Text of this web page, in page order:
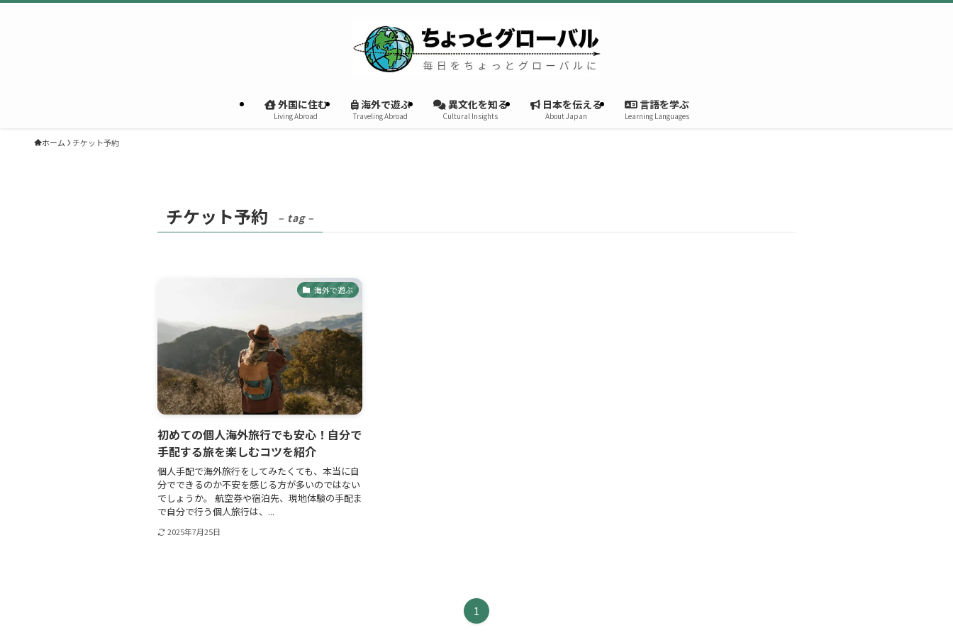
外国に住む
Living Abroad
海外で遊ぶ
Traveling Abroad
異文化を知る
Cultural Insights
日本を伝える
About Japan
言語を学ぶ
Learning Languages
ホーム チケット予約
チケット予約 – tag –
海外で遊ぶ
初めての個人海外旅行でも安心！自分で
手配する旅を楽しむコツを紹介
個人手配で海外旅行をしてみたくても、本当に自
分でできるのか不安を感じる方が多いのではない
でしょうか。 航空券や宿泊先、現地体験の手配ま
で自分で行う個人旅行は、...
2025年7月25日
1